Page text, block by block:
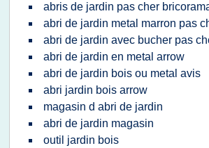
abris de jardin pas cher
abri de jardin metal marron pas
abri de jardin avec bucher pas
abri de jardin en metal arrow
abri de jardin bois ou metal avis
abri jardin bois arrow
magasin d abri de jardin
abri de jardin magasin
outil jardin bois